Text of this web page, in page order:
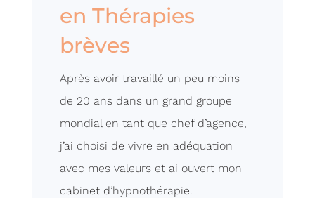
en Thérapies
brèves
Après avoir travaillé un peu moins
de 20 ans dans un grand groupe
mondial en tant que chef d’agence,
j’ai choisi de vivre en adéquation
avec mes valeurs et ai ouvert mon
cabinet d’hypnothérapie.